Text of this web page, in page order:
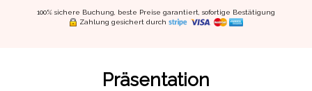
100% sichere Buchung, beste Preise garantiert, sofortige Bestätigung
Zahlung gesichert durch
Präsentation